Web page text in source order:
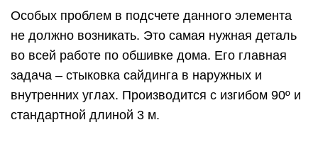
Особых проблем в подсчете данного элемента
не должно возникать. Это самая нужная деталь
во всей работе по обшивке дома. Его главная
задача – стыковка сайдинга в наружных и
внутренних углах. Производится с изгибом 90º и
стандартной длиной 3 м.